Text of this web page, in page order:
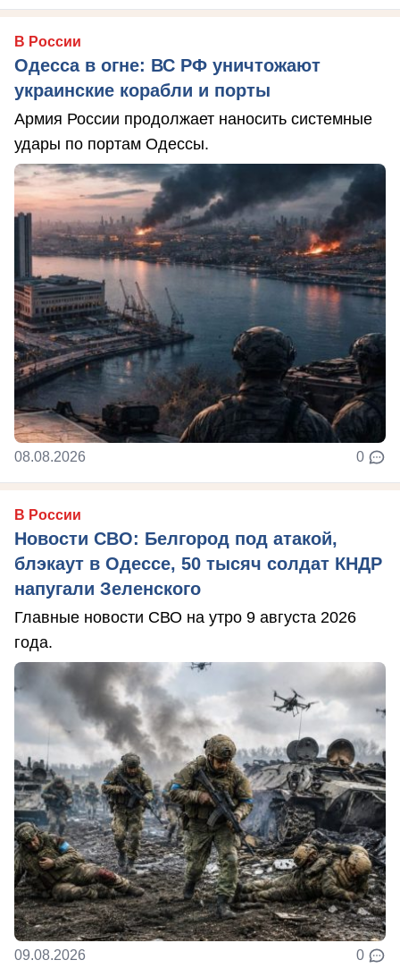
В России
Одесса в огне: ВС РФ уничтожают
украинские корабли и порты
Армия России продолжает наносить системные
удары по портам Одессы.
08.08.2026 0
В России
Новости СВО: Белгород под атакой,
блэкаут в Одессе, 50 тысяч солдат КНДР
напугали Зеленского
Главные новости СВО на утро 9 августа 2026
года.
09.08.2026 0